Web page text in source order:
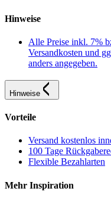
Hinweise
Alle Preise inkl. 7%
Versandkosten und
anders angegeben.
Hinweise
Vorteile
Versand kostenlos
100 Tage
Flexible Bezahlarten
Mehr Inspiration